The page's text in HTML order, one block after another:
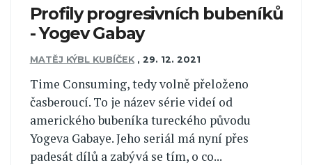
Profily progresivních bubeníků
- Yogev Gabay
MATĚJ KÝBL KUBÍČEK , 29. 12. 2021
Time Consuming, tedy volně přeloženo
časberoucí. To je název série videí od
amerického bubeníka tureckého původu
Yogeva Gabaye. Jeho seriál má nyní přes
padesát dílů a zabývá se tím, o co...